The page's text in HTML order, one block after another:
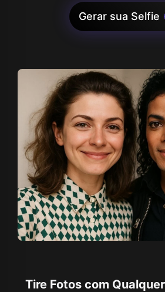
Gerar sua Selfie
Tire Fotos com